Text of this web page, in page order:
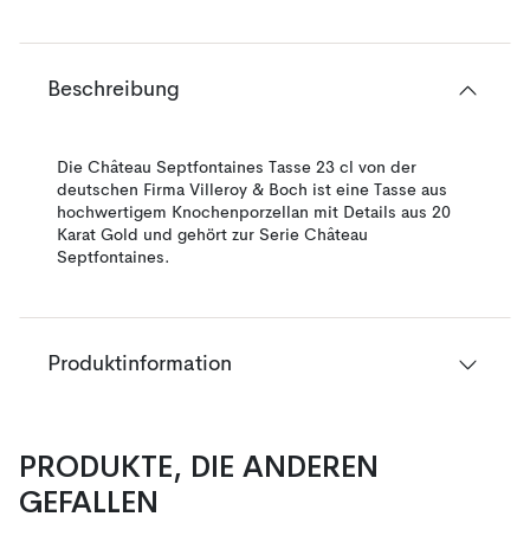
Beschreibung
Die Château Septfontaines Tasse 23 cl von der
deutschen Firma Villeroy & Boch ist eine Tasse aus
hochwertigem Knochenporzellan mit Details aus 20
Karat Gold und gehört zur Serie Château
Septfontaines.
Produktinformation
PRODUKTE, DIE ANDEREN
GEFALLEN